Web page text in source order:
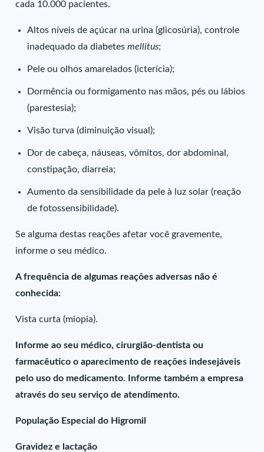
cada 10.000 pacientes.
Altos níveis de açúcar na urina (glicosúria), controle
inadequado da diabetesmellitus;
Pele ou olhos amarelados (icterícia);
Dormência ou formigamento nas mãos, pés ou lábios
(parestesia);
Visão turva (diminuição visual);
Dor de cabeça, náuseas, vômitos, dor abdominal,
constipação, diarreia;
Aumento da sensibilidade da pele à luz solar (reação
de fotossensibilidade).
Se alguma destas reações afetar você gravemente,
informe o seu médico.
A frequência de algumas reações adversas não é
conhecida:
Vista curta (miopia).
Informe ao seu médico, cirurgião-dentista ou
farmacêutico o aparecimento de reações indesejáveis
pelo uso do medicamento. Informe também a empresa
através do seu serviço de atendimento.
População Especial do Higromil
Gravidez e lactação